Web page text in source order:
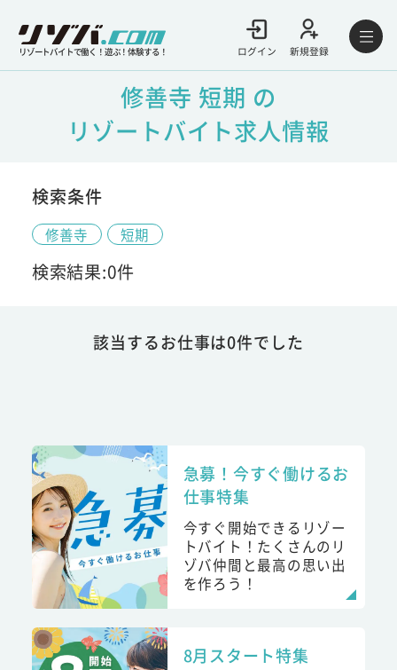
リゾートバイトで働く！遊ぶ！体験する！ ログイン 新規登録
修善寺 短期 の
リゾートバイト求人情報
検索条件
修善寺 短期
検索結果:0件
該当するお仕事は0件でした
急募！今すぐ働けるお
仕事特集
今すぐ開始できるリゾー
トバイト！たくさんのリ
ゾバ仲間と最高の思い出
を作ろう！
8月スタート特集